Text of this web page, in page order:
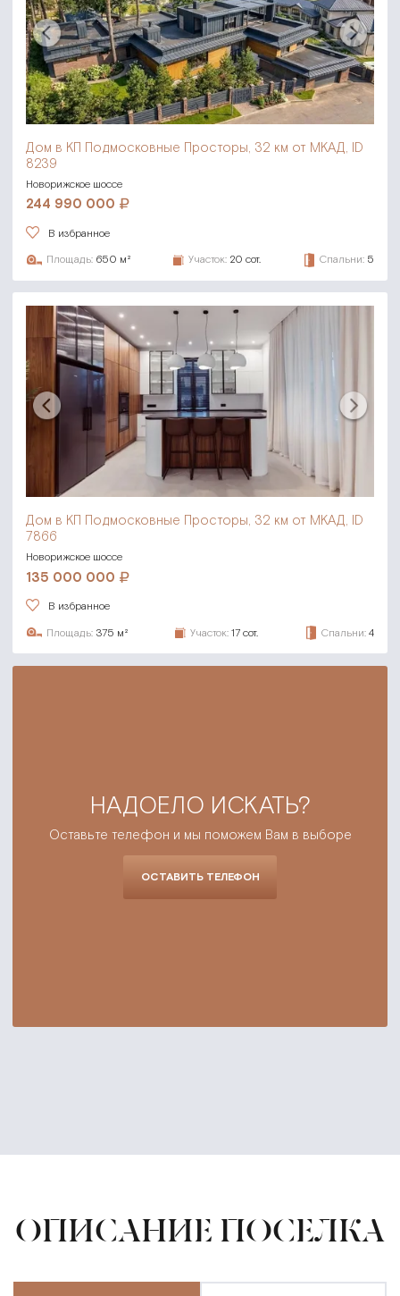
Дом в КП Подмосковные Просторы, 32 км от МКАД, ID
8239
Новорижское шоссе
244 990 000
В избранное
Площадь: 650 м² Участок: 20 сот. Спальни: 5
Дом в КП Подмосковные Просторы, 32 км от МКАД, ID
7866
Новорижское шоссе
135 000 000
В избранное
Площадь: 375 м² Участок: 17 сот. Спальни: 4
НАДОЕЛО ИСКАТЬ?
Оставьте телефон и мы поможем Вам в выборе
ОСТАВИТЬ ТЕЛЕФОН
ОПИСАНИЕ ПОСЕЛКА